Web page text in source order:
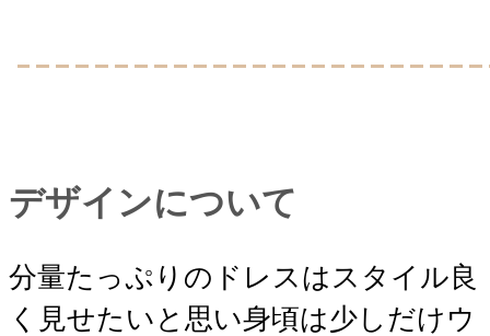
デザインについて
分量たっぷりのドレスはスタイル良
く見せたいと思い身頃は少しだけウ